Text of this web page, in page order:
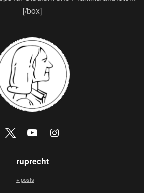
[/box]
ruprecht
+ posts